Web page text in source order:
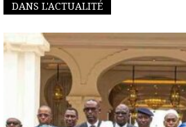
DANS L'ACTUALITÉ